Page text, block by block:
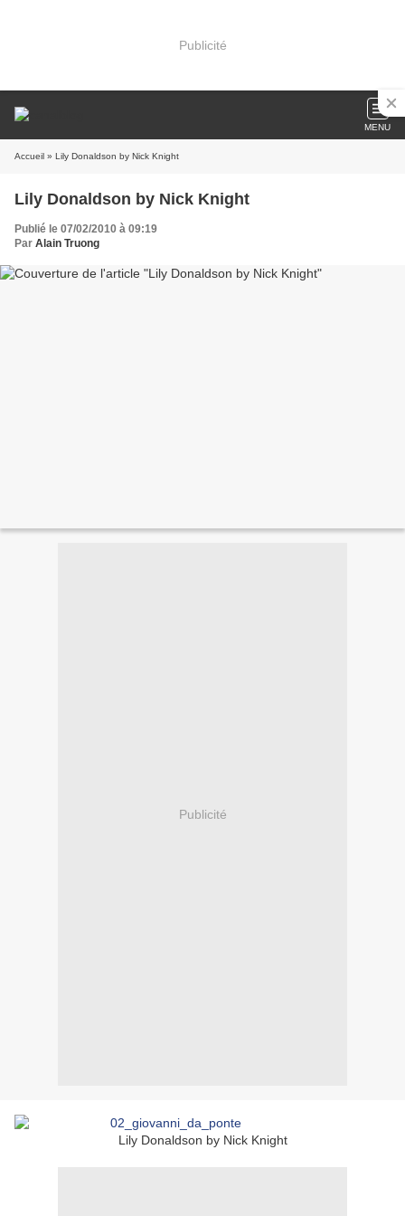
Publicité
MENU
Accueil » Lily Donaldson by Nick Knight
Lily Donaldson by Nick Knight
Publié le 07/02/2010 à 09:19
Par Alain Truong
Publicité
Lily Donaldson by Nick Knight